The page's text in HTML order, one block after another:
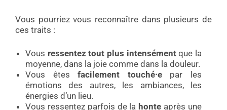
Vous pourriez vous reconnaître dans plusieurs de
ces traits :
Vous ressentez tout plus intensémentque la
moyenne, dans la joie comme dans la douleur.
Vous êtesfacilement touché·epar les
émotions des autres, les ambiances, les
énergies d’un lieu.
Vous ressentez parfois de la honte après une